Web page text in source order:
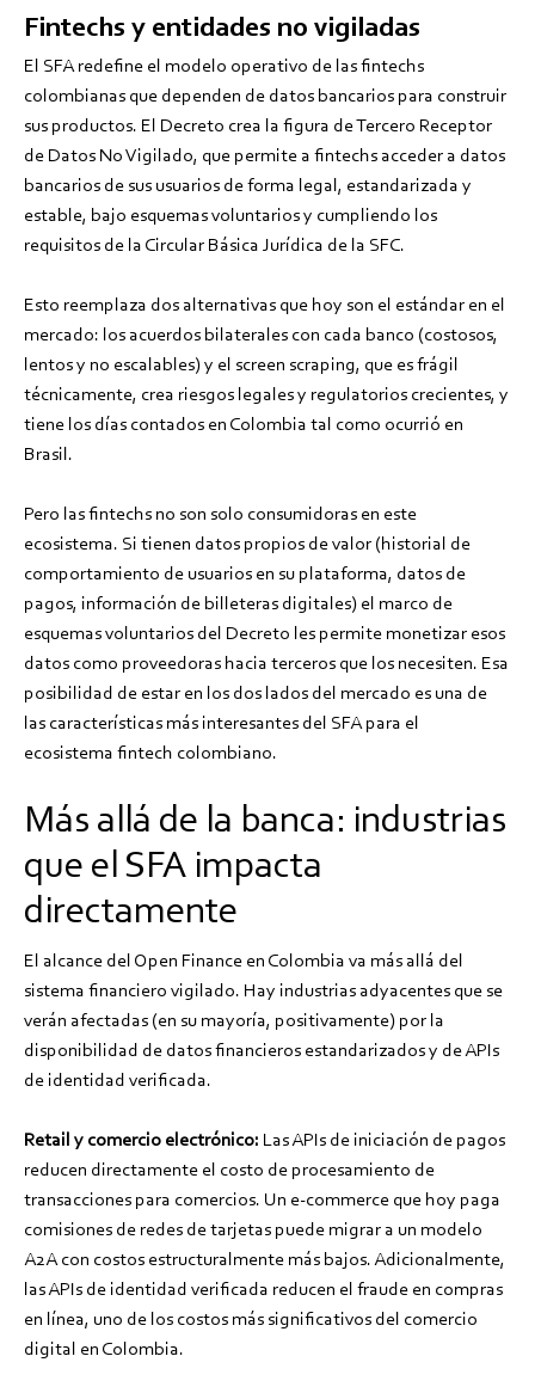
Fintechs y entidades no vigiladas
El SFA redefine el modelo operativo de las fintechs
colombianas que dependen de datos bancarios para construir
sus productos. El Decreto crea la figura de Tercero Receptor
de Datos No Vigilado, que permite a fintechs acceder a datos
bancarios de sus usuarios de forma legal, estandarizada y
estable, bajo esquemas voluntarios y cumpliendo los
requisitos de la Circular Básica Jurídica de la SFC.
Esto reemplaza dos alternativas que hoy son el estándar en el
mercado: los acuerdos bilaterales con cada banco (costosos,
lentos y no escalables) y el screen scraping, que es frágil
técnicamente, crea riesgos legales y regulatorios crecientes, y
tiene los días contados en Colombia tal como ocurrió en
Brasil.
Pero las fintechs no son solo consumidoras en este
ecosistema. Si tienen datos propios de valor (historial de
comportamiento de usuarios en su plataforma, datos de
pagos, información de billeteras digitales) el marco de
esquemas voluntarios del Decreto les permite monetizar esos
datos como proveedoras hacia terceros que los necesiten. Esa
posibilidad de estar en los dos lados del mercado es una de
las características más interesantes del SFA para el
ecosistema fintech colombiano.
Más allá de la banca: industrias
que el SFA impacta
directamente
El alcance del Open Finance en Colombia va más allá del
sistema financiero vigilado. Hay industrias adyacentes que se
verán afectadas (en su mayoría, positivamente) por la
disponibilidad de datos financieros estandarizados y de APIs
de identidad verificada.
Retail y comercio electrónico: Las APIs de iniciación de pagos
reducen directamente el costo de procesamiento de
transacciones para comercios. Un e-commerce que hoy paga
comisiones de redes de tarjetas puede migrar a un modelo
A2A con costos estructuralmente más bajos. Adicionalmente,
las APIs de identidad verificada reducen el fraude en compras
en línea, uno de los costos más significativos del comercio
digital en Colombia.